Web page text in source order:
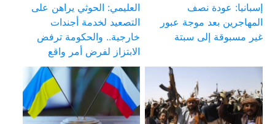
إسبانيا: عودة نصف
المهاجرين بعد موجة عبور
غير مسبوقة إلى سبتة
العليمي: الحوثي يراهن على
التصعيد لخدمة أجندات
خارجية.. والحكومة ترفض
الابتزاز لفرض أمر واقع